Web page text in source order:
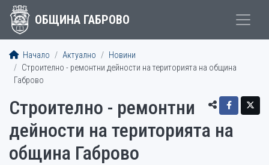
ОБЩИНА ГАБРОВО
Начало Актуално
Новини
Строително - ремонтни дейности на територията на община
Габрово
Строително - ремонтни
дейности на територията на
община Габрово